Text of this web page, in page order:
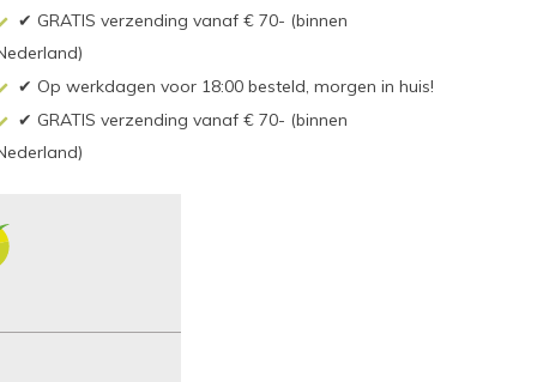
✔ GRATIS verzending vanaf € 70- (binnen
✔ Op werkdagen voor 18:00 besteld, morgen in huis!
✔ GRATIS verzending vanaf € 70- (binnen